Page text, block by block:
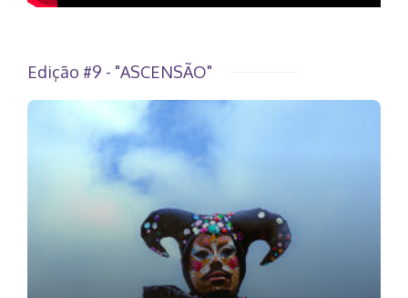
Edição #9 - "ASCENSÃO"